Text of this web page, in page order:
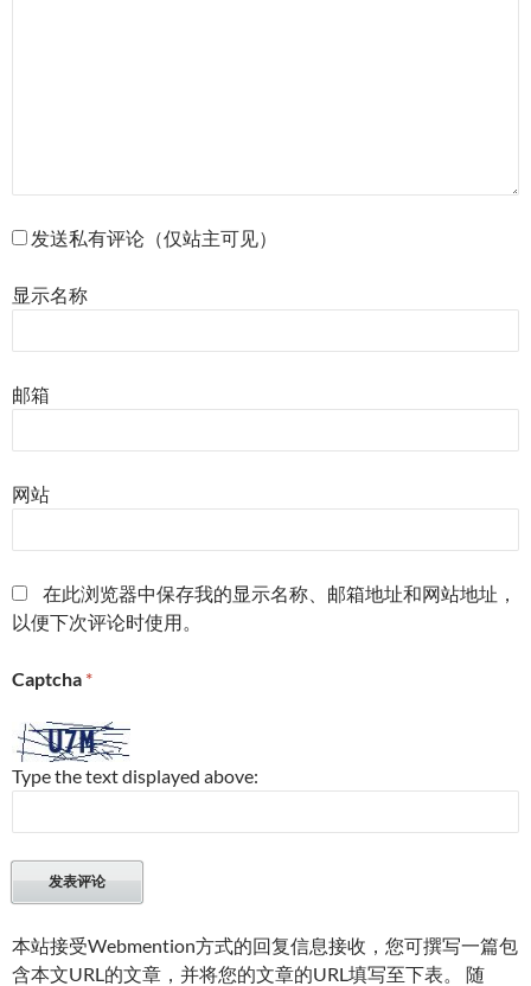
发送私有评论（仅站主可见）
显示名称
邮箱
网站
在此浏览器中保存我的显示名称、邮箱地址和网站地址，
以便下次评论时使用。
Captcha *
Type the text displayed above:
本站接受Webmention方式的回复信息接收，您可撰写一篇包
含本文URL的文章，并将您的文章的URL填写至下表。 随